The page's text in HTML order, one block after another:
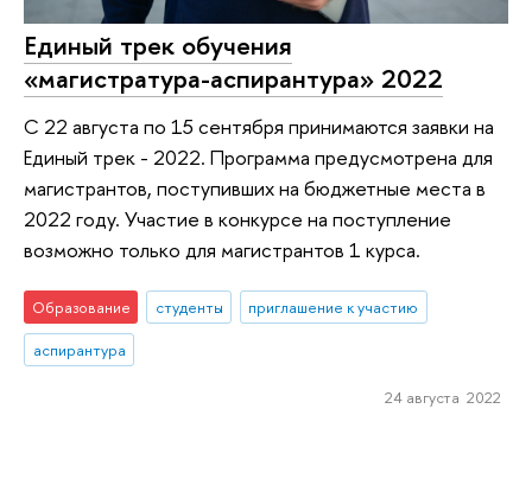
Единый трек обучения
«магистратура-аспирантура» 2022
С 22 августа по 15 сентября принимаются заявки на
Единый трек - 2022. Программа предусмотрена для
магистрантов, поступивших на бюджетные места в
2022 году. Участие в конкурсе на поступление
возможно только для магистрантов 1 курса.
Образование студенты
приглашение к участию
аспирантура
24 августа 2022